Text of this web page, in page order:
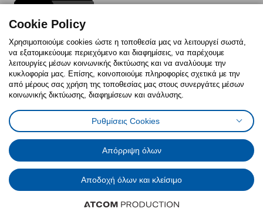
Follow us:
FacebookInstagram
TikTokYoutubePinterestTwitter
Πολιτική CookiesΔήλωση ψηφιακής προσβασιμότητας
Έντυπο Επιστροφής / ΑκύρωσηςΡυθμίσεις cookiesΌροι Χρήσης
Γενική Πολιτική Προσωπικών Δεδομένων
Πολιτική Προσωπικών Δεδομένων για IKEA.com.cy
© Inter-IKEA Systems B.V. 1999 - 2025
Cookie Policy
Χρησιμοποιούμε cookies ώστε η τοποθεσία μας να λειτουργεί σωστά,
να εξατομικεύουμε περιεχόμενο και διαφημίσεις, να παρέχουμε
λειτουργίες μέσων κοινωνικής δικτύωσης και να αναλύουμε την
κυκλοφορία μας. Επίσης, κοινοποιούμε πληροφορίες σχετικά με την
από μέρους σας χρήση της τοποθεσίας μας στους συνεργάτες μέσων
κοινωνικής δικτύωσης, διαφημίσεων και ανάλυσης.
Ρυθμίσεις Cookies
Απόρριψη όλων
Αποδοχή όλων και κλείσιμο